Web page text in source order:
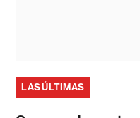
LAS ÚLTIMAS